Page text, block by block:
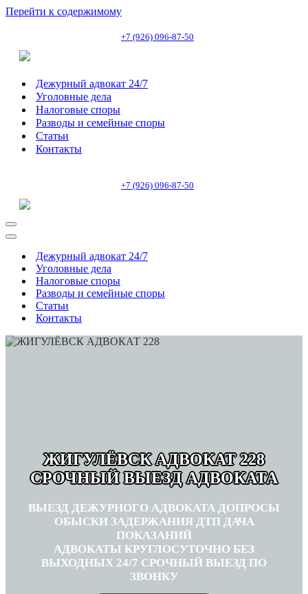
Перейти к содержимому
+7 (926) 096-87-50
Дежурный адвокат 24/7
Уголовные дела
Налоговые споры
Разводы и семейные споры
Статьи
Контакты
+7 (926) 096-87-50
Меню
навигации
Меню
навигацииДежурный адвокат 24/7
Уголовные дела
Налоговые споры
Разводы и семейные споры
Статьи
Контакты
ЖИГУЛЁВСК АДВОКАТ 228
СРОЧНЫЙ ВЫЕЗД АДВОКАТА
ВЫЕЗД ДЕЖУРНОГО АДВОКАТА ДОПРОСЫ
ОБЫСКИ ЗАДЕРЖАНИЯ ДТП ДАЧА
ПОКАЗАНИЙ
АДВОКАТЫ КРУГЛОСУТОЧНО БЕЗ
ВЫХОДНЫХ 24/7 СРОЧНЫЙ ВЫЕЗД ПО
ЗВОНКУ